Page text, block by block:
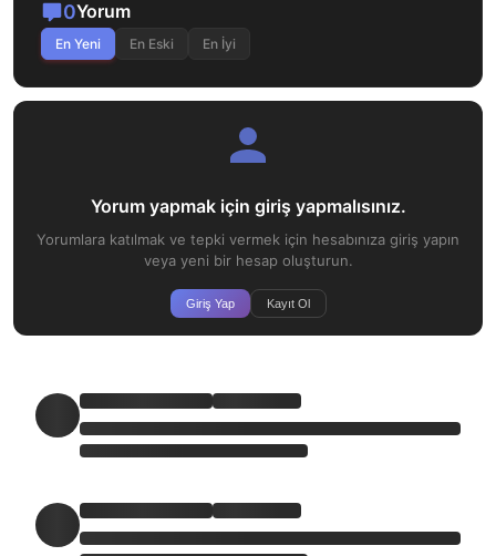
0Yorum
En Yeni En Eski En İyi
Yorum yapmak için giriş yapmalısınız.
Yorumlara katılmak ve tepki vermek için hesabınıza giriş yapın
veya yeni bir hesap oluşturun.
Giriş Yap Kayıt Ol